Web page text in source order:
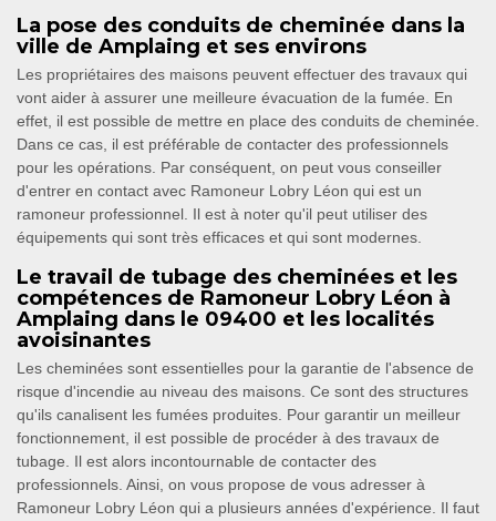
La pose des conduits de cheminée dans la
ville de Amplaing et ses environs
Les propriétaires des maisons peuvent effectuer des travaux qui
vont aider à assurer une meilleure évacuation de la fumée. En
effet, il est possible de mettre en place des conduits de cheminée.
Dans ce cas, il est préférable de contacter des professionnels
pour les opérations. Par conséquent, on peut vous conseiller
d'entrer en contact avec Ramoneur Lobry Léon qui est un
ramoneur professionnel. Il est à noter qu'il peut utiliser des
équipements qui sont très efficaces et qui sont modernes.
Le travail de tubage des cheminées et les
compétences de Ramoneur Lobry Léon à
Amplaing dans le 09400 et les localités
avoisinantes
Les cheminées sont essentielles pour la garantie de l'absence de
risque d'incendie au niveau des maisons. Ce sont des structures
qu'ils canalisent les fumées produites. Pour garantir un meilleur
fonctionnement, il est possible de procéder à des travaux de
tubage. Il est alors incontournable de contacter des
professionnels. Ainsi, on vous propose de vous adresser à
Ramoneur Lobry Léon qui a plusieurs années d'expérience. Il faut